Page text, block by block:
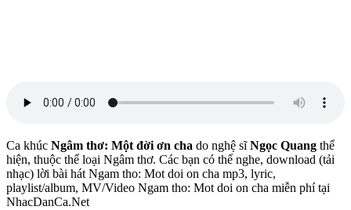
Ca khúc Ngâm thơ: Một đời ơn cha do nghệ sĩNgọc Quang thể
hiện, thuộc thể loại Ngâm thơ. Các bạn có thể nghe, download (tải
nhạc) lời bài hát Ngam tho: Mot doi on cha mp3, lyric,
playlist/album, MV/Video Ngam tho: Mot doi on cha miễn phí tại
NhacDanCa.Net